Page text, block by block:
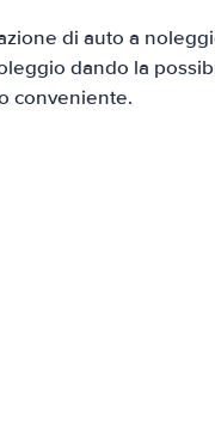
di auto a
dando la
conveniente.